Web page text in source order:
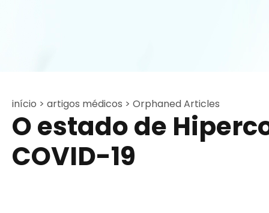
início > artigos médicos > Orphaned Articles
O estado de
COVID-19